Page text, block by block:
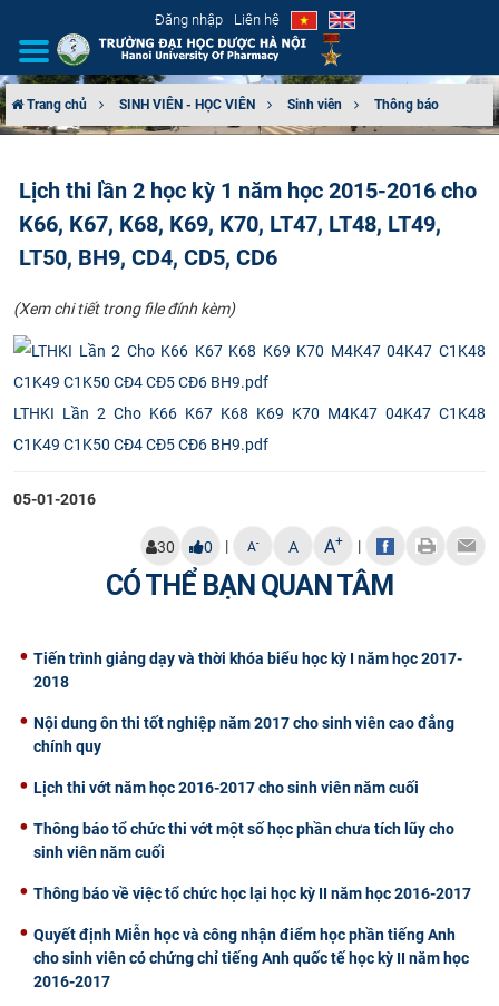
Đăng nhập Liên hệ
CƠ CẤU TỔ CHỨC
TUYỂN SINH
ĐÀO TẠO
ĐẢM BẢO CHẤT LƯỢNG
KHOA HỌC CÔNG NGHỆ
Trang chủ SINH VIÊN - HỌC VIÊN Sinh viên Thông báo
Lịch thi lần 2 học kỳ 1 năm học 2015-2016 cho
K66, K67, K68, K69, K70, LT47, LT48, LT49,
LT50, BH9, CD4, CD5, CD6
​(Xem chi tiết trong file đính kèm)​
LTHKI Lần 2 Cho K66 K67 K68 K69 K70 M4K47 04K47 C1K48
C1K49 C1K50 CĐ4 CĐ5 CĐ6 BH9.pdf
05-01-2016
30 0 | A- A A+ |
CÓ THỂ BẠN QUAN TÂM
Tiến trình giảng dạy và thời khóa biểu học kỳ I năm học 2017-
2018
Nội dung ôn thi tốt nghiệp năm 2017 cho sinh viên cao đẳng
chính quy
Lịch thi vớt năm học 2016-2017 cho sinh viên năm cuối
Thông báo tổ chức thi vớt một số học phần chưa tích lũy cho
sinh viên năm cuối
Thông báo về việc tổ chức học lại học kỳ II năm học 2016-2017
Quyết định Miễn học và công nhận điểm học phần tiếng Anh
cho sinh viên có chứng chỉ tiếng Anh quốc tế học kỳ II năm học
2016-2017